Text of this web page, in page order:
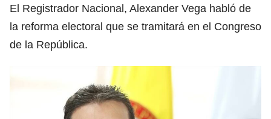
El Registrador Nacional, Alexander Vega habló de
la reforma electoral que se tramitará en el Congreso
de la República.